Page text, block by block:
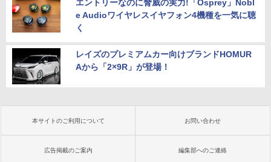
エントリーなのに脅威の実力!「Osprey」Nobl
e Audioワイヤレスイヤフォン4機種を一気に聴
く
レイズのプレミアムカー向けブランドHOMUR
Aから「2×9R」が登場！
本サイトのご利用について お問い合わせ
広告掲載のご案内 編集部へのご連絡